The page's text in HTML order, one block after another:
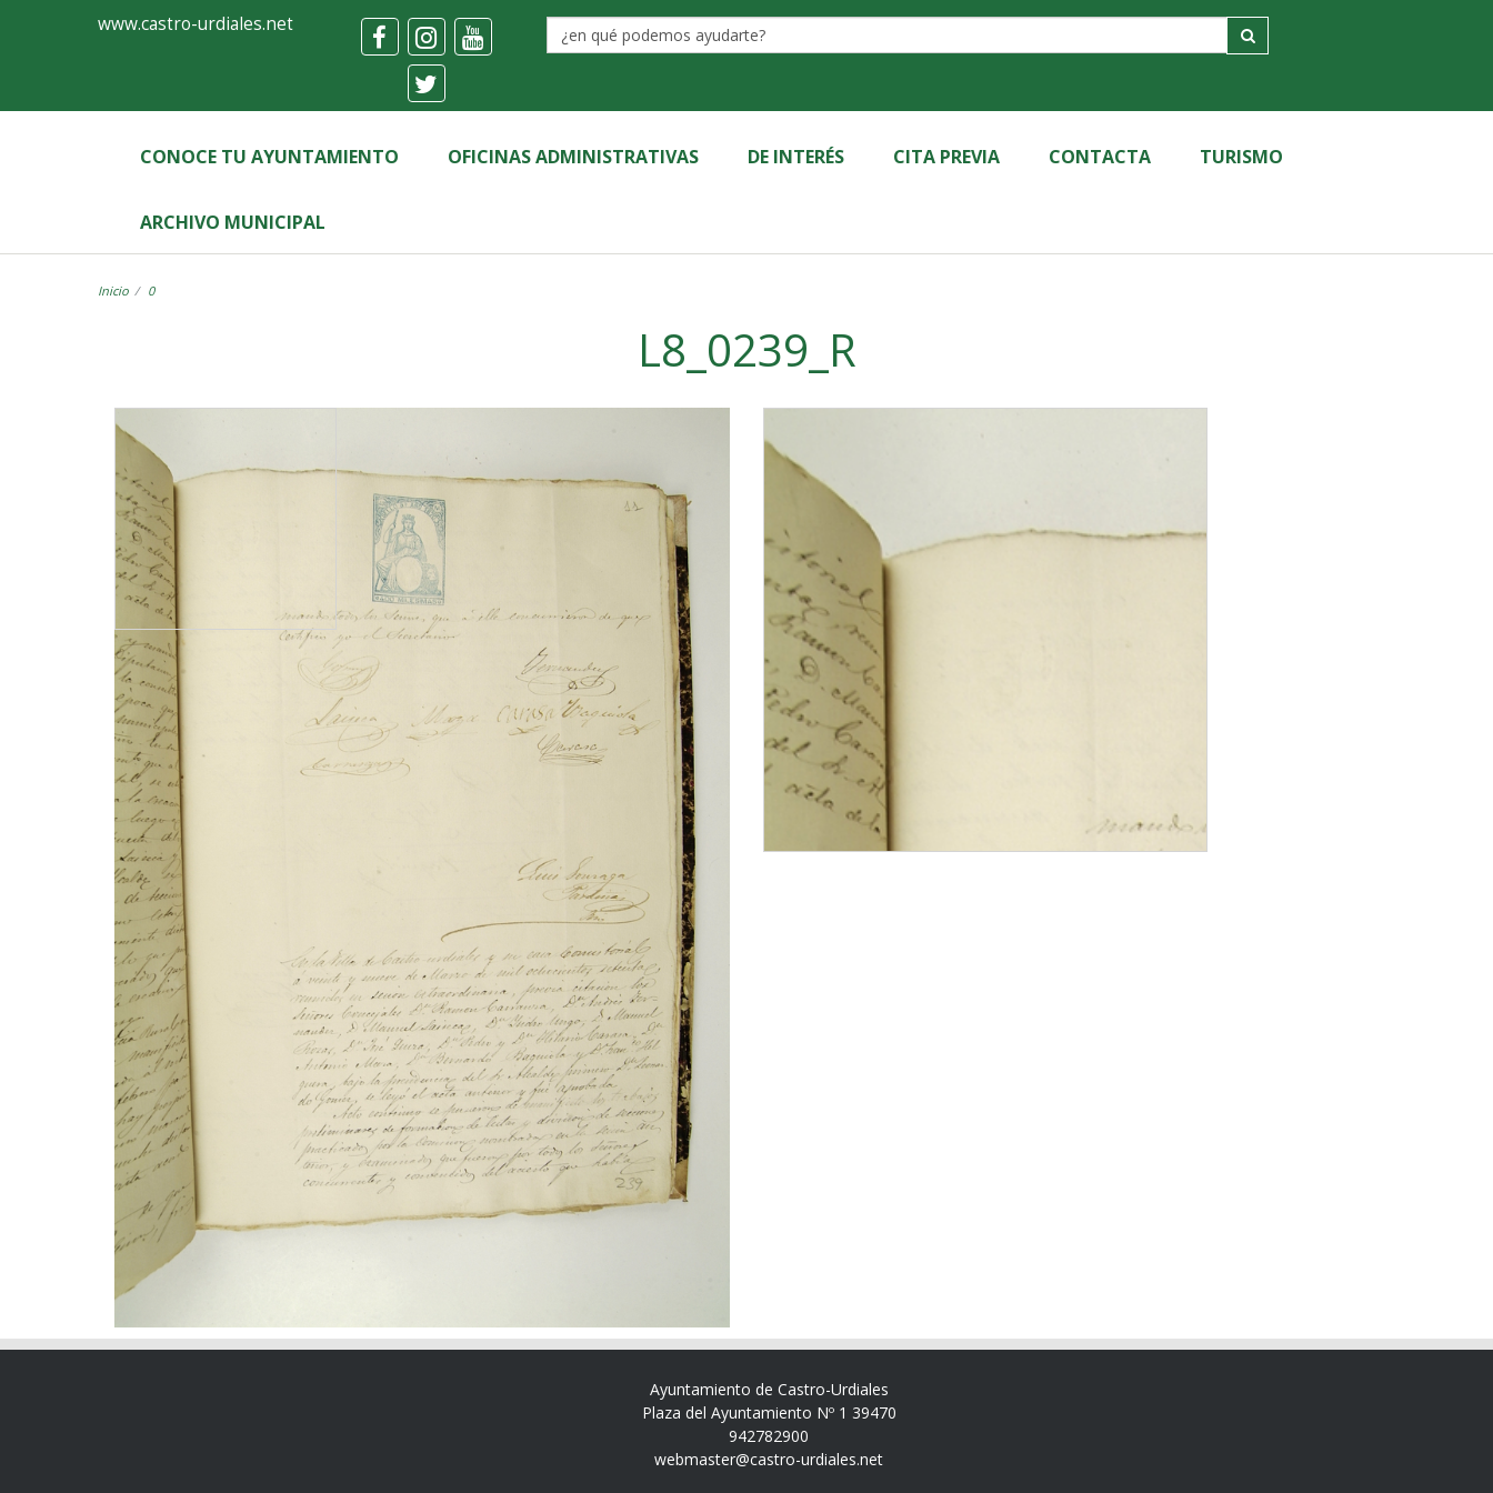
Ayuntamiento
Castro-
Urdiales
www.castro-urdiales.net
CONOCE TU AYUNTAMIENTO OFICINAS ADMINISTRATIVAS DE INTERÉS CITA PREVIA CONTACTA TURISMO
ARCHIVO MUNICIPAL
Inicio 0
L8_0239_R
Ayuntamiento de Castro-Urdiales
Plaza del Ayuntamiento Nº 1 39470
942782900
webmaster@castro-urdiales.net